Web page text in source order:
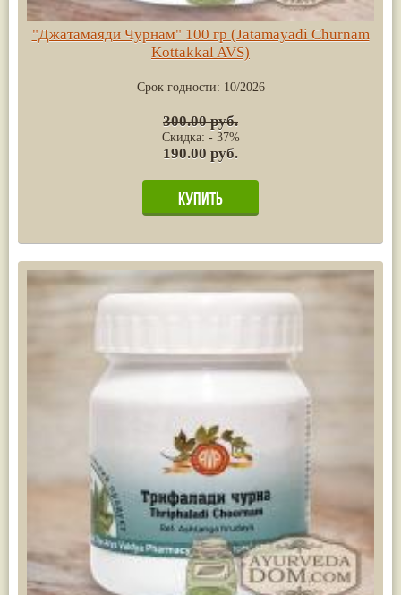
"Джатамаяди Чурнам" 100 гр (Jatamayadi Churnam
Kottakkal AVS)
Срок годности: 10/2026
300.00 руб.
Скидка: - 37%
190.00 руб.